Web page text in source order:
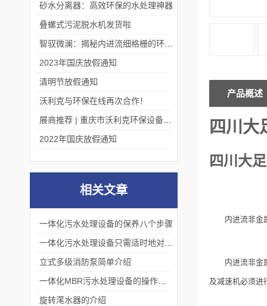
产品概述
四川大
四川大
内进流非金
内进流非金
及减速机必须进
砂水分离器：高效环保的水处理神器
叠螺式污泥脱水机发货啦
2023年国庆放假通知
清明节放假通知
沃利克与环保在线再次合作！
2022年国庆放假通知
相关文章
一体化污水处理设备的保养八个步骤
立式多级消防泵简单介绍
旋转滗水器的介绍